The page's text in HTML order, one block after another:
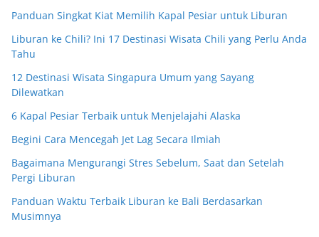
Panduan Singkat Kiat Memilih Kapal Pesiar untuk Liburan
Liburan ke Chili? Ini 17 Destinasi Wisata Chili yang Perlu Anda
Tahu
12 Destinasi Wisata Singapura Umum yang Sayang
Dilewatkan
6 Kapal Pesiar Terbaik untuk Menjelajahi Alaska
Begini Cara Mencegah Jet Lag Secara Ilmiah
Bagaimana Mengurangi Stres Sebelum, Saat dan Setelah
Pergi Liburan
Panduan Waktu Terbaik Liburan ke Bali Berdasarkan
Musimnya